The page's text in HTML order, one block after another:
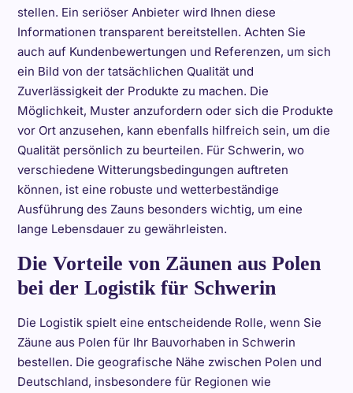
stellen. Ein seriöser Anbieter wird Ihnen diese
Informationen transparent bereitstellen. Achten Sie
auch auf Kundenbewertungen und Referenzen, um sich
ein Bild von der tatsächlichen Qualität und
Zuverlässigkeit der Produkte zu machen. Die
Möglichkeit, Muster anzufordern oder sich die Produkte
vor Ort anzusehen, kann ebenfalls hilfreich sein, um die
Qualität persönlich zu beurteilen. Für Schwerin, wo
verschiedene Witterungsbedingungen auftreten
können, ist eine robuste und wetterbeständige
Ausführung des Zauns besonders wichtig, um eine
lange Lebensdauer zu gewährleisten.
Die Vorteile von Zäunen aus Polen
bei der Logistik für Schwerin
Die Logistik spielt eine entscheidende Rolle, wenn Sie
Zäune aus Polen für Ihr Bauvorhaben in Schwerin
bestellen. Die geografische Nähe zwischen Polen und
Deutschland, insbesondere für Regionen wie